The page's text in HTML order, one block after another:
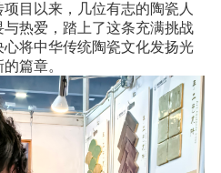
目以来，几位有志的陶瓷人
热爱，踏上了这条充满挑战
将中华传统陶瓷文化发扬光
篇章。